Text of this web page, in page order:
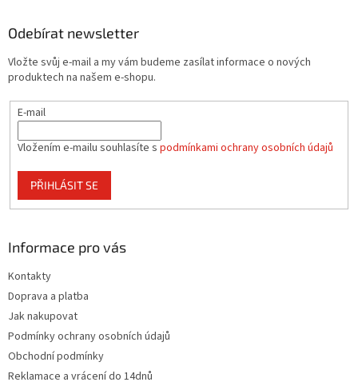
Odebírat newsletter
Vložte svůj e-mail a my vám budeme zasílat informace o nových
produktech na našem e-shopu.
E-mail
Vložením e-mailu souhlasíte s podmínkami ochrany osobních údajů
PŘIHLÁSIT SE
Informace pro vás
Kontakty
Doprava a platba
Jak nakupovat
Podmínky ochrany osobních údajů
Obchodní podmínky
Reklamace a vrácení do 14dnů